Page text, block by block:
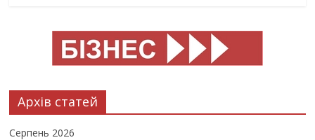
Архів статей
Серпень 2026